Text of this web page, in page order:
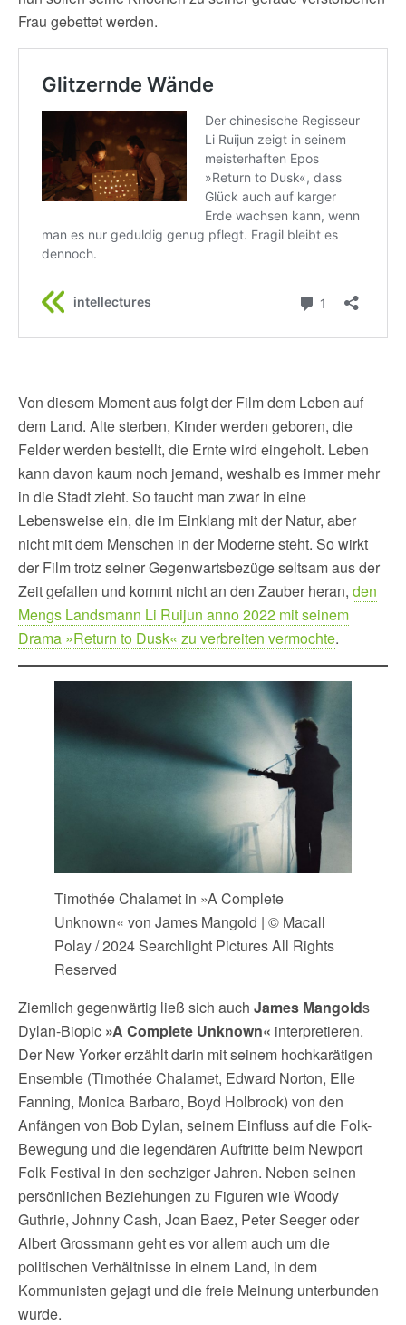
Frau gebettet werden.
Von diesem Moment aus folgt der Film dem Leben auf
dem Land. Alte sterben, Kinder werden geboren, die
Felder werden bestellt, die Ernte wird eingeholt. Leben
kann davon kaum noch jemand, weshalb es immer mehr
in die Stadt zieht. So taucht man zwar in eine
Lebensweise ein, die im Einklang mit der Natur, aber
nicht mit dem Menschen in der Moderne steht. So wirkt
der Film trotz seiner Gegenwartsbezüge seltsam aus der
Zeit gefallen und kommt nicht an den Zauber heran, den
Mengs Landsmann Li Ruijun anno 2022 mit seinem
Drama »Return to Dusk« zu verbreiten vermochte.
Timothée Chalamet in »A Complete
Unknown« von James Mangold | © Macall
Polay / 2024 Searchlight Pictures All Rights
Reserved
Ziemlich gegenwärtig ließ sich auch James Mangolds
Dylan-Biopic »A Complete Unknown« interpretieren.
Der New Yorker erzählt darin mit seinem hochkarätigen
Ensemble (Timothée Chalamet, Edward Norton, Elle
Fanning, Monica Barbaro, Boyd Holbrook) von den
Anfängen von Bob Dylan, seinem Einfluss auf die Folk-
Bewegung und die legendären Auftritte beim Newport
Folk Festival in den sechziger Jahren. Neben seinen
persönlichen Beziehungen zu Figuren wie Woody
Guthrie, Johnny Cash, Joan Baez, Peter Seeger oder
Albert Grossmann geht es vor allem auch um die
politischen Verhältnisse in einem Land, in dem
Kommunisten gejagt und die freie Meinung unterbunden
wurde.